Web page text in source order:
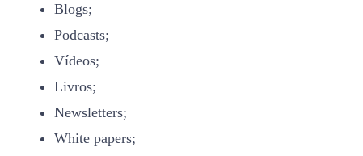
Blogs;
Podcasts;
Vídeos;
Livros;
Newsletters;
White papers;